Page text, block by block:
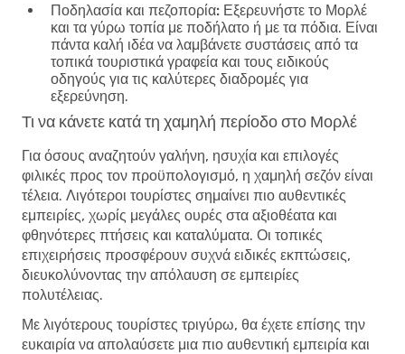
Ποδηλασία και πεζοπορία: Εξερευνήστε το Μορλέ
και τα γύρω τοπία με ποδήλατο ή με τα πόδια. Είναι
πάντα καλή ιδέα να λαμβάνετε συστάσεις από τα
τοπικά τουριστικά γραφεία και τους ειδικούς
οδηγούς για τις καλύτερες διαδρομές για
εξερεύνηση.
Τι να κάνετε κατά τη χαμηλή περίοδο στο Μορλέ
Για όσους αναζητούν γαλήνη, ησυχία και επιλογές
φιλικές προς τον προϋπολογισμό, η χαμηλή σεζόν είναι
τέλεια. Λιγότεροι τουρίστες σημαίνει πιο αυθεντικές
εμπειρίες, χωρίς μεγάλες ουρές στα αξιοθέατα και
φθηνότερες πτήσεις και καταλύματα. Οι τοπικές
επιχειρήσεις προσφέρουν συχνά ειδικές εκπτώσεις,
διευκολύνοντας την απόλαυση σε εμπειρίες
πολυτέλειας.
Με λιγότερους τουρίστες τριγύρω, θα έχετε επίσης την
ευκαιρία να απολαύσετε μια πιο αυθεντική εμπειρία και